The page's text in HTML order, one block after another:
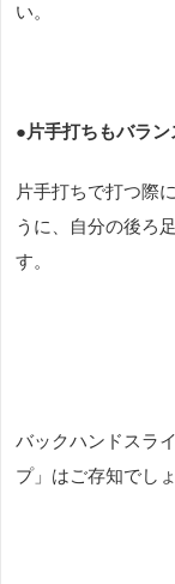
い。
●片手打ちもバラ
片手打ちで打つ際
うに、自分の後ろ
す。
バックハンドスラ
プ」はご存知でし